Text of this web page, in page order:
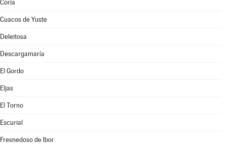
Coria
Cuacos de Yuste
Deleitosa
Descargamaría
El Gordo
Eljas
El Torno
Escurial
Fresnedoso de Ibor